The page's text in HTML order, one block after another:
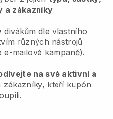
a zákazníky .
divákům dle vlastního
různých nástrojů
e-mailové kampaně).
na své aktivní a
zákazníky, kteří kupón